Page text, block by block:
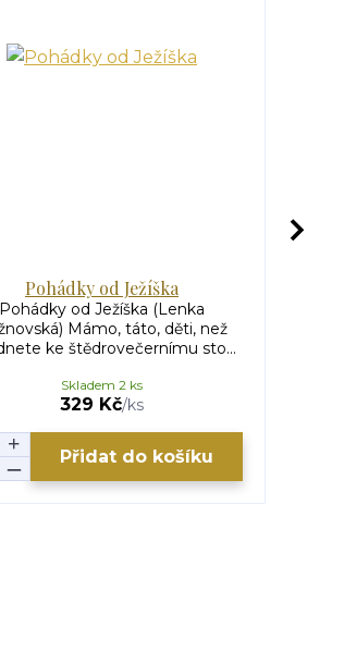
Pohádky od Ježíška
Pohádky od Ježíška (Lenka
Mámo, táto, děti, než
ke štědrovečernímu sto...
329 Kč/ks
Skladem 2 ks
Přidat do košíku